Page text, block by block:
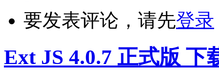
要发表评论，请先登录
Ext JS 4.0.7 正式版 下